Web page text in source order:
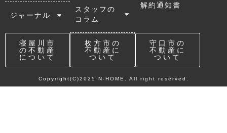
ジャーナル
スタッフの
コラム
解約通知書
寝屋川市
の不動産
について
枚方市の
不動産に
ついて
守口市の
不動産に
ついて
Copyright(C)2025 N-HOME. All right reserved.